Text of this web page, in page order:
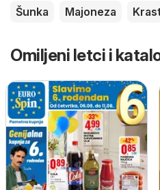
Šunka
Majoneza
Omiljeni letci i